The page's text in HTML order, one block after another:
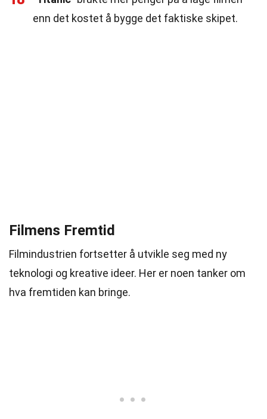
enn det kostet å bygge det faktiske skipet.
Filmens Fremtid
Filmindustrien fortsetter å utvikle seg med ny
teknologi og kreative ideer. Her er noen tanker om
hva fremtiden kan bringe.